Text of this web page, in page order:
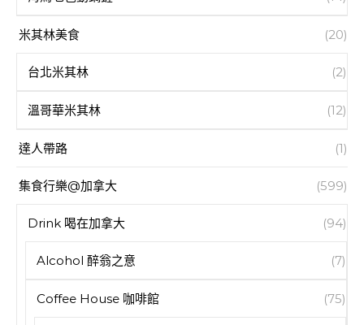
米其林美食 (20)
台北米其林 (2)
溫哥華米其林 (12)
達人帶路 (1)
集食行樂@加拿大 (599)
Drink 喝在加拿大 (94)
Alcohol 醉翁之意 (7)
Coffee House 咖啡館 (75)